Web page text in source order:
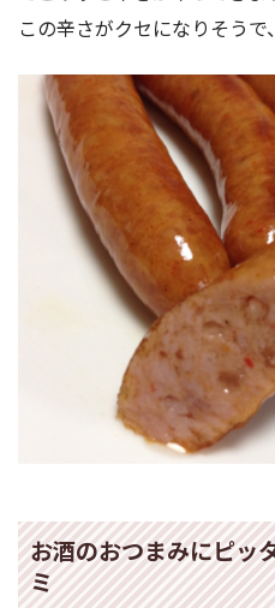
この辛さがクセになりそう
お酒のおつまみにピッ
ミ